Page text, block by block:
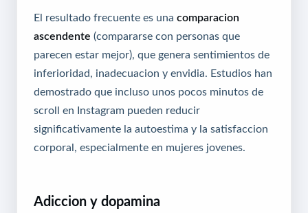
El resultado frecuente es una comparacion
ascendente (compararse con personas que
parecen estar mejor), que genera sentimientos de
inferioridad, inadecuacion y envidia. Estudios han
demostrado que incluso unos pocos minutos de
scroll en Instagram pueden reducir
significativamente la autoestima y la satisfaccion
corporal, especialmente en mujeres jovenes.
Adiccion y dopamina